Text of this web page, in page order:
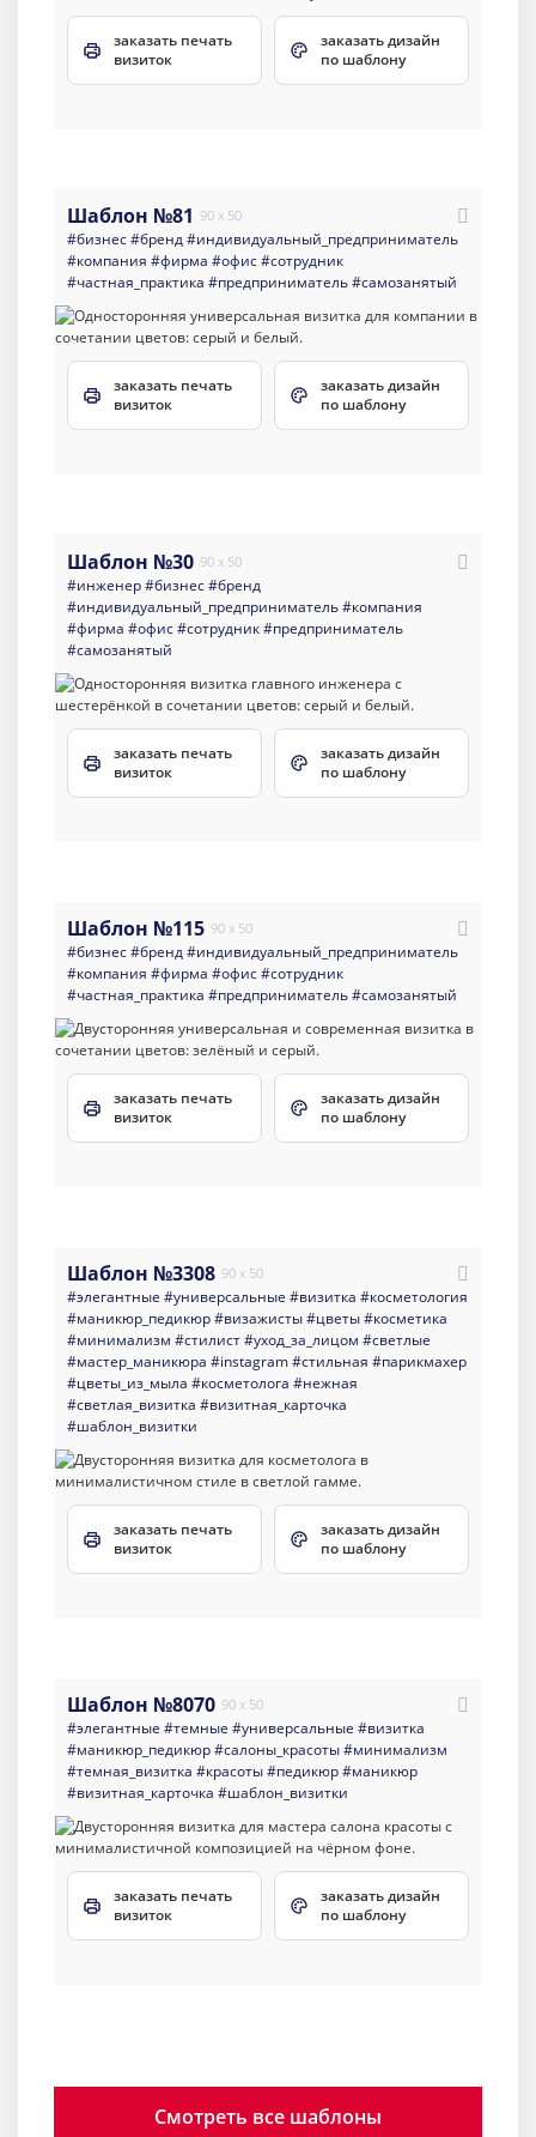
заказать печать
визиток
заказать дизайн
по шаблону
Шаблон №81 90 x 50
#бизнес#бренд#индивидуальный_предприниматель
#компания #фирма #офис#сотрудник
#частная_практика #предприниматель#самозанятый
заказать печать
визиток
заказать дизайн
по шаблону
Шаблон №30 90 x 50
#инженер#бизнес#бренд
#индивидуальный_предприниматель#компания
#фирма #офис#сотрудник#предприниматель
#самозанятый
заказать печать
визиток
заказать дизайн
по шаблону
Шаблон №115 90 x 50
#бизнес#бренд#индивидуальный_предприниматель
#компания #фирма #офис#сотрудник
#частная_практика #предприниматель#самозанятый
заказать печать
визиток
заказать дизайн
по шаблону
Шаблон №3308 90 x 50
#элегантные #универсальные #визитка #косметология
#маникюр_педикюр#визажисты#цветы#косметика
#минимализм #стилист#уход_за_лицом #светлые
#мастер_маникюра #instagram#стильная #парикмахер
#цветы_из_мыла #косметолога #нежная
#светлая_визитка #визитная_карточка
#шаблон_визитки
заказать печать
визиток
заказать дизайн
по шаблону
Шаблон №8070 90 x 50
#элегантные #темные #универсальные #визитка
#маникюр_педикюр#салоны_красоты#минимализм
#темная_визитка #красоты#педикюр#маникюр
#визитная_карточка #шаблон_визитки
заказать печать
визиток
заказать дизайн
по шаблону
Смотреть все шаблоны